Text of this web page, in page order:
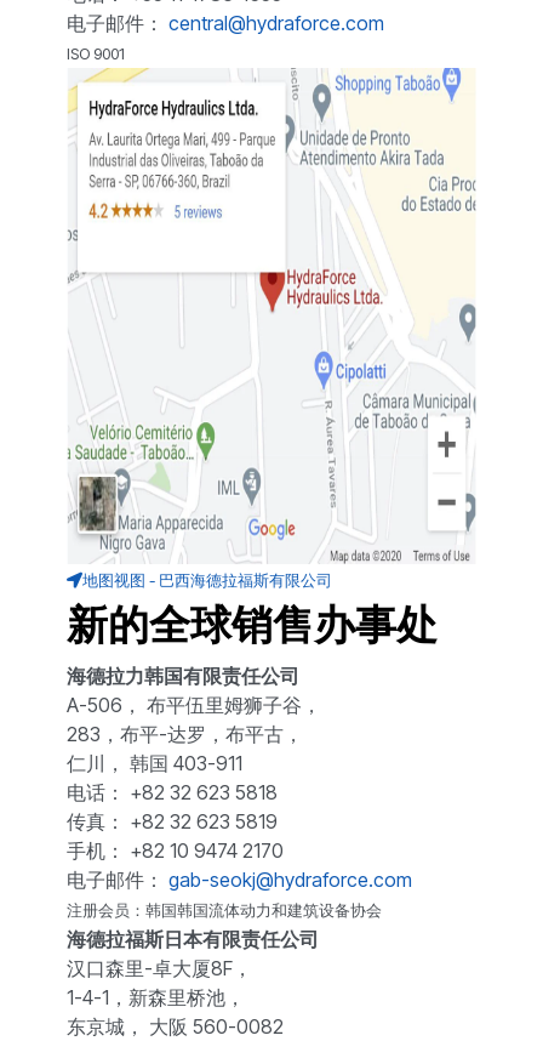
电子邮件： central@hydraforce.com
ISO 9001
地图视图 - 巴西海德拉福斯有限公司
新的全球销售办事处
海德拉力韩国有限责任公司
A-506， 布平伍里姆狮子谷，
283，布平-达罗，布平古，
仁川， 韩国 403-911
电话： +82 32 623 5818
传真： +82 32 623 5819
手机： +82 10 9474 2170
电子邮件： gab-seokj@hydraforce.com
注册会员：韩国韩国流体动力和建筑设备协会
海德拉福斯日本有限责任公司
汉口森里-卓大厦8F，
1-4-1，新森里桥池，
东京城， 大阪 560-0082